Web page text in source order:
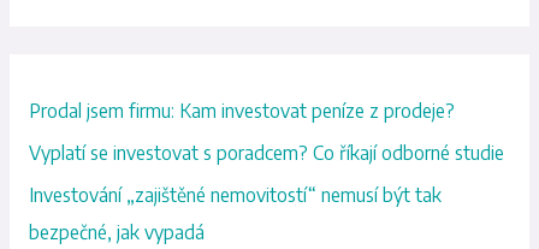
e
d
a
t
Prodal jsem firmu: Kam investovat peníze z prodeje?
Vyplatí se investovat s poradcem? Co říkají odborné studie
Investování „zajištěné nemovitostí“ nemusí být tak
bezpečné, jak vypadá